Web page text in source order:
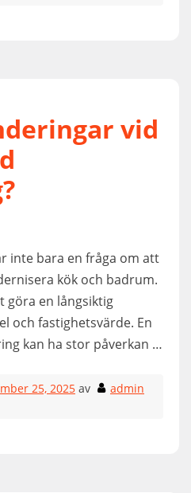
vid
inte bara en fråga om att
kök och badrum.
göra en långsiktig
och fastighetsvärde. En
kan ha stor påverkan …
25, 2025 av
admin